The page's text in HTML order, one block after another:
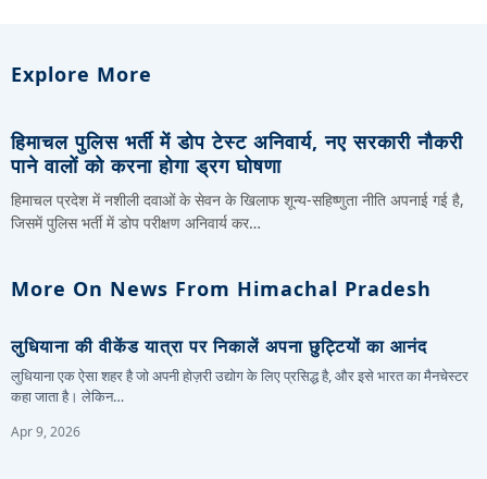
Explore More
हिमाचल पुलिस भर्ती में डोप टेस्ट अनिवार्य, नए सरकारी नौकरी
पाने वालों को करना होगा ड्रग घोषणा
हिमाचल प्रदेश में नशीली दवाओं के सेवन के खिलाफ शून्य-सहिष्णुता नीति अपनाई गई है,
जिसमें पुलिस भर्ती में डोप परीक्षण अनिवार्य कर…
More On News From Himachal Pradesh
लुधियाना की वीकेंड यात्रा पर निकालें अपना छुट्टियों का आनंद
लुधियाना एक ऐसा शहर है जो अपनी होज़री उद्योग के लिए प्रसिद्ध है, और इसे भारत का मैनचेस्टर
कहा जाता है। लेकिन…
Apr 9, 2026